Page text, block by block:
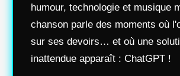
humour, technologie et musique
chanson parle des moments où
sur ses devoirs… et où une
inattendue apparaît : ChatGPT !